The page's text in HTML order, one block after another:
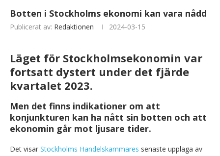
Botten i Stockholms ekonomi kan vara nådd
Publicerat av: Redaktionen 2024-03-15
Läget för Stockholmsekonomin var
fortsatt dystert under det fjärde
kvartalet 2023.
Men det finns indikationer om att
konjunkturen kan ha nått sin botten och att
ekonomin går mot ljusare tider.
Det visar Stockholms Handelskammares senaste upplaga av